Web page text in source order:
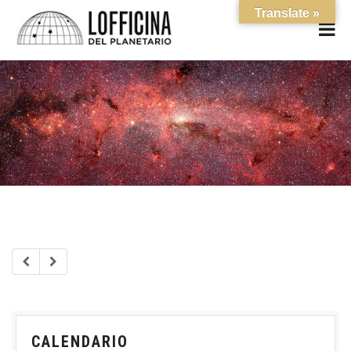
CALENDARIO
Translate »